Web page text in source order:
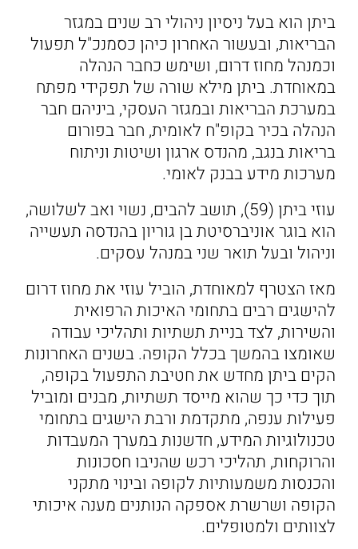
ביתן הוא בעל ניסיון ניהולי רב שנים במגזר
הבריאות, ובעשור האחרון כיהן כסמנכ"ל תפעול
וכמנהל מחוז דרום, ושימש כחבר הנהלה
במאוחדת. ביתן מילא שורה של תפקידי מפתח
במערכת הבריאות ובמגזר העסקי, ביניהם חבר
הנהלה בכיר בקופ"ח לאומית, חבר בפורום
בריאות בנגב, מהנדס ארגון ושיטות וניתוח
מערכות מידע בבנק לאומי.
עוזי ביתן (59), תושב להבים, נשוי ואב לשלושה,
הוא בוגר אוניברסיטת בן גוריון בהנדסה תעשייה
וניהול ובעל תואר שני במנהל עסקים.
מאז הצטרף למאוחדת, הוביל עוזי את מחוז דרום
להישגים רבים בתחומי האיכות הרפואית
והשירות, לצד בניית תשתיות ותהליכי עבודה
שאומצו בהמשך בכלל הקופה. בשנים האחרונות
הקים ביתן מחדש את חטיבת התפעול בקופה,
תוך כדי כך שהוא מייסד תשתיות, מבנים ומוביל
פעילות ענפה, מתקדמת ורבת הישגים בתחומי
טכנולוגיות המידע, חדשנות במערך המעבדות
והרוקחות, תהליכי רכש שהניבו חסכונות
והכנסות משמעותיות לקופה ובינוי מתקני
הקופה ושרשרת אספקה הנותנים מענה איכותי
לצוותים ולמטופלים.